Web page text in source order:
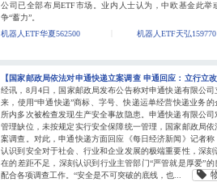
公司已全部布局ETF市场。业内人士认为，中欧基金此举
争“蓄力”。
机器人ETF华夏562500
机器人ETF天弘159770
【国家邮政局依法对申通快递立案调查 申通回应：立行立
经讯，8月4日，国家邮政局发布公告称对申通快递有限公
来，使用“申通快递”商标、字号、快递运单经营快递业务
所内多次被检查发现生产安全事故隐患。申通快递有限公
管理缺位，未按规定实行安全保障统一管理，国家邮政局
案调查。对此，申通快递方面回应《每日经济新闻》记者
认识到安全对于社会、行业和企业发展的极端重要性，深
在的差距不足，深刻认识到行业主管部门“严管就是厚爱”
配合各项调查工作。“安全是不可突破的底线，也...